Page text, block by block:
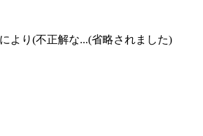
より(不正解な...(省略されました)